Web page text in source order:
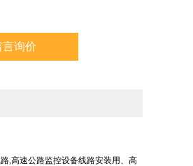
言询价
,高速公路监控设备线路安装用、高